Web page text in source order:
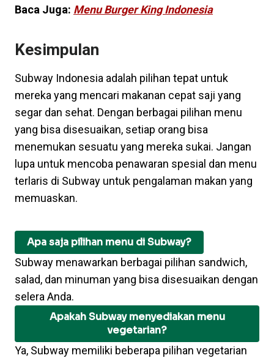
Baca Juga: Menu Burger King Indonesia
Kesimpulan
Subway Indonesia adalah pilihan tepat untuk
mereka yang mencari makanan cepat saji yang
segar dan sehat. Dengan berbagai pilihan menu
yang bisa disesuaikan, setiap orang bisa
menemukan sesuatu yang mereka sukai. Jangan
lupa untuk mencoba penawaran spesial dan menu
terlaris di Subway untuk pengalaman makan yang
memuaskan.
Apa saja pilihan menu di Subway?
Subway menawarkan berbagai pilihan sandwich,
salad, dan minuman yang bisa disesuaikan dengan
selera Anda.
Apakah Subway menyediakan menu
vegetarian?
Ya, Subway memiliki beberapa pilihan vegetarian